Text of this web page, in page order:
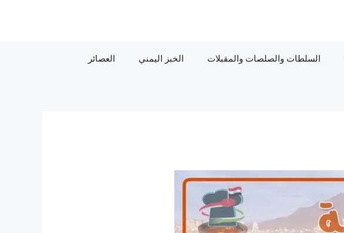
السلطات والصلصات والمقبلات الخبز اليمني العصائر